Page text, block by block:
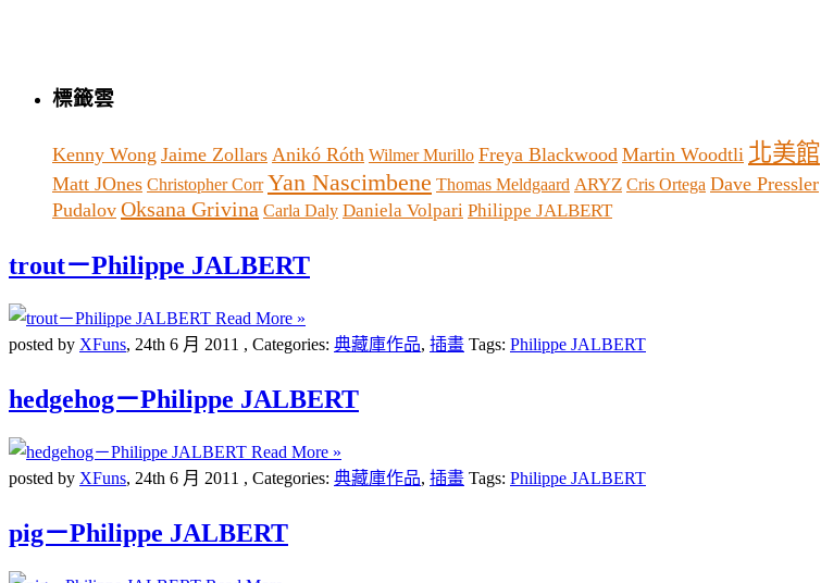
標籤雲
Kenny Wong Jaime Zollars Anikó Róth Wilmer Murillo Freya Blackwood Martin Woodtli 北美館
Matt JOnes Christopher Corr Yan Nascimbene Thomas Meldgaard ARYZ Cris Ortega Dave Pressler
Pudalov Oksana Grivina Carla Daly Daniela Volpari Philippe JALBERT
trout－Philippe JALBERT
Read More »
posted by XFuns, 24th 6 月 2011 , Categories: 典藏庫作品, 插畫 Tags: Philippe JALBERT
hedgehog－Philippe JALBERT
Read More »
posted by XFuns, 24th 6 月 2011 , Categories: 典藏庫作品, 插畫 Tags: Philippe JALBERT
pig－Philippe JALBERT